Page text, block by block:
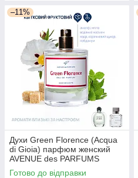
–11%
Духи Green Florence (Acqua
di Gioia) парфюм женский
AVENUE des PARFUMS
Готово до відправки